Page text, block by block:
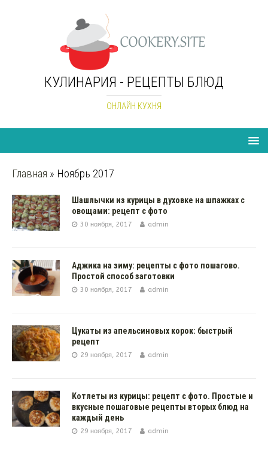
КУЛИНАРИЯ - РЕЦЕПТЫ БЛЮД
ОНЛАЙН КУХНЯ
Главная » Ноябрь 2017
Шашлычки из курицы в духовке на шпажках с
овощами: рецепт с фото
30 ноября, 2017 admin
Аджика на зиму: рецепты с фото пошагово.
Простой способ заготовки
30 ноября, 2017 admin
Цукаты из апельсиновых корок: быстрый
рецепт
29 ноября, 2017 admin
Котлеты из курицы: рецепт с фото. Простые и
вкусные пошаговые рецепты вторых блюд на
каждый день
29 ноября, 2017 admin